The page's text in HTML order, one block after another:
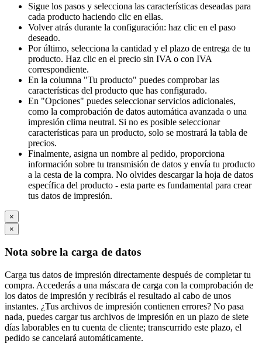
Sigue los pasos y selecciona las características deseadas para
cada producto haciendo clic en ellas.
Volver atrás durante la configuración: haz clic en el paso
deseado.
Por último, selecciona la cantidad y el plazo de entrega de tu
producto. Haz clic en el precio sin IVA o con IVA
correspondiente.
En la columna "Tu producto" puedes comprobar las
características del producto que has configurado.
En "Opciones" puedes seleccionar servicios adicionales,
como la comprobación de datos automática avanzada o una
impresión clima neutral. Si no es posible seleccionar
características para un producto, solo se mostrará la tabla de
precios.
Finalmente, asigna un nombre al pedido, proporciona
información sobre tu transmisión de datos y envía tu producto
a la cesta de la compra. No olvides descargar la hoja de datos
específica del producto - esta parte es fundamental para crear
tus datos de impresión.
×
×
Nota sobre la carga de datos
Carga tus datos de impresión directamente después de completar tu
compra. Accederás a una máscara de carga con la comprobación de
los datos de impresión y recibirás el resultado al cabo de unos
instantes. ¿Tus archivos de impresión contienen errores? No pasa
nada, puedes cargar tus archivos de impresión en un plazo de siete
días laborables en tu cuenta de cliente; transcurrido este plazo, el
pedido se cancelará automáticamente.